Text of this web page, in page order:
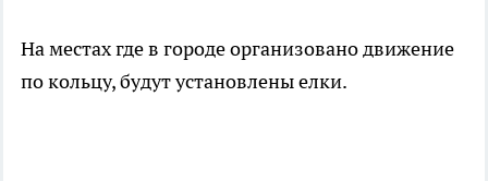
На местах где в городе организовано движение
по кольцу, будут установлены елки.